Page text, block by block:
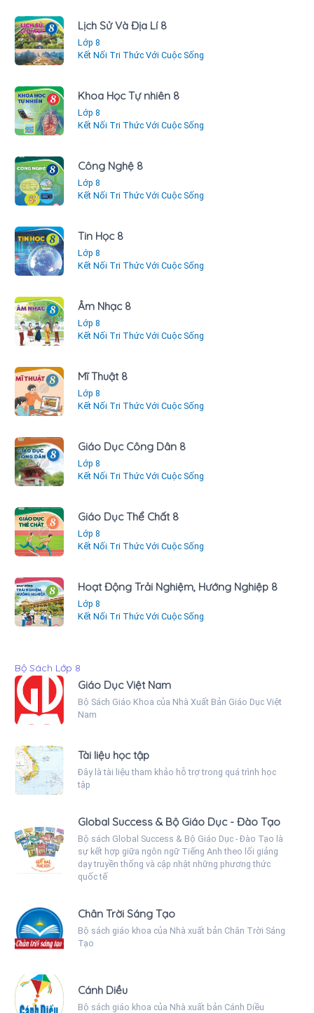
Lịch Sử Và Địa Lí 8
Lớp 8
Kết Nối Tri Thức Với Cuộc Sống
Khoa Học Tự nhiên 8
Lớp 8
Kết Nối Tri Thức Với Cuộc Sống
Công Nghệ 8
Lớp 8
Kết Nối Tri Thức Với Cuộc Sống
Tin Học 8
Lớp 8
Kết Nối Tri Thức Với Cuộc Sống
Âm Nhạc 8
Lớp 8
Kết Nối Tri Thức Với Cuộc Sống
Mĩ Thuật 8
Lớp 8
Kết Nối Tri Thức Với Cuộc Sống
Giáo Dục Công Dân 8
Lớp 8
Kết Nối Tri Thức Với Cuộc Sống
Giáo Dục Thể Chất 8
Lớp 8
Kết Nối Tri Thức Với Cuộc Sống
Hoạt Động Trải Nghiệm, Hướng Nghiệp 8
Lớp 8
Kết Nối Tri Thức Với Cuộc Sống
Bộ Sách Lớp 8
Giáo Dục Việt Nam
Bộ Sách Giáo Khoa của Nhà Xuất Bản Giáo Dục Việt
Nam
Tài liệu học tập
Đây là tài liệu tham khảo hỗ trợ trong quá trình học
tập
Global Success & Bộ Giáo Dục - Đào Tạo
Bộ sách Global Success & Bộ Giáo Dục - Đào Tạo là
sự kết hợp giữa ngôn ngữ Tiếng Anh theo lối giảng
dạy truyền thống và cập nhật những phương thức
quốc tế
Chân Trời Sáng Tạo
Bộ sách giáo khoa của Nhà xuất bản Chân Trời Sáng
Tạo
Cánh Diều
Bộ sách giáo khoa của Nhà xuất bản Cánh Diều